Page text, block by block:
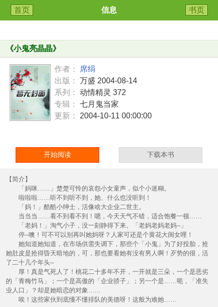
首页 信息 书页
《小鬼亮晶晶》
作者：
席绢
出版：
万盛 2004-08-14
系列：
动情精灵 372
专辑：
七月鬼当家
更新：
2004-10-11 00:00:00
开始阅读 下载本书
【简介】
「妈咪……」楚楚可怜的哀怨小女童声，似个小迷糊。
啦啦啦……听不到听不到，她、什么也没听到！
「妈！」酷酷小绅士，活像啥大企业二世主。
当当当……看不到看不到！嗯，今天天气不错，适合饱餐一顿……
「老妈！」淘气小子，没一刻静得下来。「老妈老妈老妈--」
停--噢！可不可以别再叫她妈呀？人家可还是个黄花大闺女哩！
她知道她知道，在市场供需失调下，那些个「小鬼」为了好投胎，抢
她肚皮是抢得昏天暗地的，可，那也要看她有没有男人啊！歹势的很，活
了二十几个年头--
厚！真是气死人了！桃花二十多年不开，一开就是三朵，一个是恶劣
的「青梅竹马」；一个是高傲的「企业骄子」；另一个是……呃，「准失
业人口」？却是她暗恋的对象……
唉！这些家伙到底懂不懂排队的美德呀！这般为难她……